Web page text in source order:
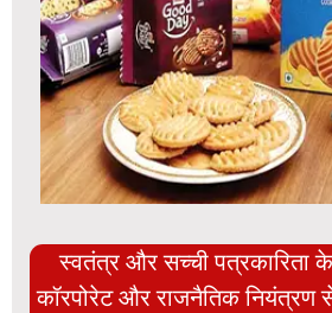
स्वतंत्र और सच्ची पत्रकारिता
कॉरपोरेट और राजनैतिक नियंत्रण